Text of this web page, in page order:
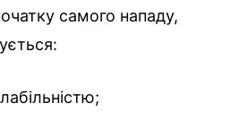
самого нападу,